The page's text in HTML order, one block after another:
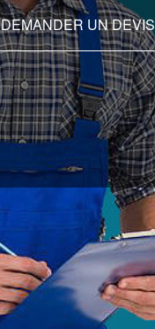
DEMANDER UN DEVIS